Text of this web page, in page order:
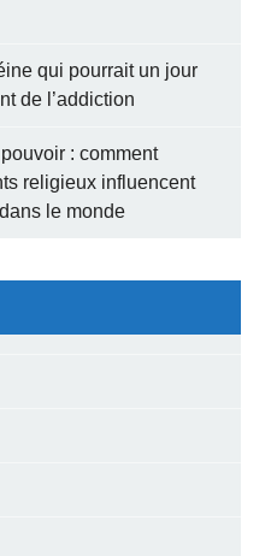
qui pourrait un jour
de l’addiction
: comment
religieux influencent
le monde